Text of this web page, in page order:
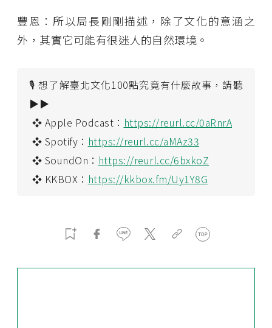
豐恩：所以局長剛剛描述，除了文化的意涵之
外，其實它可能有很迷人的自然環境。
🎙️ 想了解臺北文化100點究竟有什麼故事，請聽
▶▶
❖ Apple Podcast： https://reurl.cc/0aRnrA
❖ Spotify： https://reurl.cc/aMAz33
❖ SoundOn： https://reurl.cc/6bxkoZ
❖ KKBOX： https://kkbox.fm/Uy1Y8G